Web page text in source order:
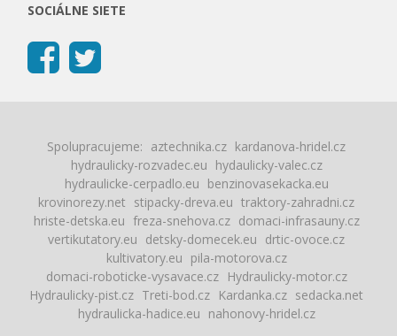
SOCIÁLNE SIETE
Spolupracujeme: aztechnika.cz kardanova-hridel.cz
hydraulicky-rozvadec.eu hydaulicky-valec.cz
hydraulicke-cerpadlo.eu benzinovasekacka.eu
krovinorezy.net stipacky-dreva.eu traktory-zahradni.cz
hriste-detska.eu freza-snehova.cz domaci-infrasauny.cz
vertikutatory.eu detsky-domecek.eu drtic-ovoce.cz
kultivatory.eu pila-motorova.cz
domaci-roboticke-vysavace.cz
Hydraulicky-motor.cz
Hydraulicky-pist.cz Treti-bod.cz Kardanka.cz sedacka.net
hydraulicka-hadice.eu nahonovy-hridel.cz